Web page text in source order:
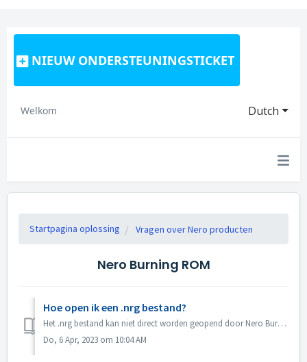
NIEUW ONDERSTEUNINGSTICKET
Dutch
Welkom
Startpagina oplossing Vragen over Nero producten
Nero Burning ROM
Hoe open ik een .nrg bestand?
Het .nrg bestand kan niet direct worden geopend door Nero Burning ROM. Je kunt het nrg bestand op schijf branden met Nero Burning ROM. Of gebruik disk driv...
Do, 6 Apr, 2023 om 10:04 AM